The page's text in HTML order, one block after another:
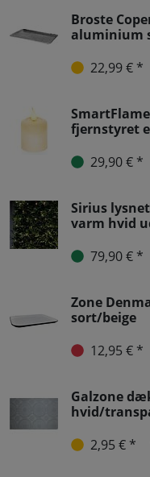
Broste
aluminium
22,99 € *
fjernstyret
29,90 € *
Sirius
varm hvid
79,90 € *
Zone
sort/beige
12,95 € *
Galzone
hvid/
2,95 € *